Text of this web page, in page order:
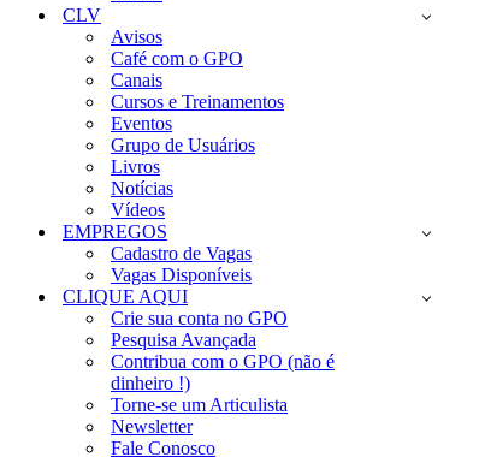
CLV
Avisos
Café com o GPO
Canais
Cursos e Treinamentos
Eventos
Grupo de Usuários
Livros
Notícias
Vídeos
EMPREGOS
Cadastro de Vagas
Vagas Disponíveis
CLIQUE AQUI
Crie sua conta no GPO
Pesquisa Avançada
Contribua com o GPO (não é
dinheiro !)
Torne-se um Articulista
Newsletter
Fale Conosco